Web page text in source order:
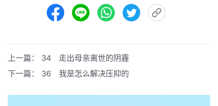
上一篇： 34 走出母亲离世的阴霾
下一篇： 36 我是怎么解决压抑的